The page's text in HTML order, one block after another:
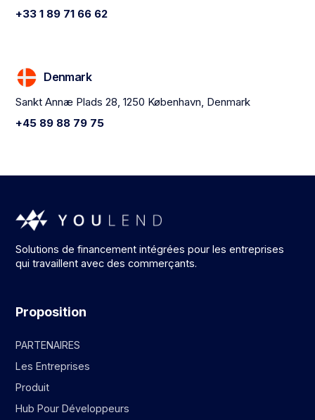
+33 1 89 71 66 62
Denmark
Sankt Annæ Plads 28, 1250 København, Denmark
+45 89 88 79 75
Solutions de financement intégrées pour les entreprises
qui travaillent avec des commerçants.
Proposition
PARTENAIRES
Les Entreprises
Produit
Hub Pour Développeurs